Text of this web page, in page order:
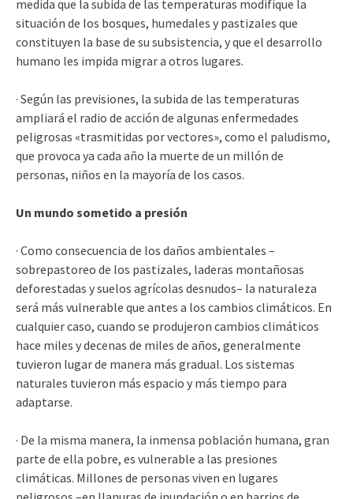
medida que la subida de las temperaturas modifique la
situación de los bosques, humedales y pastizales que
constituyen la base de su subsistencia, y que el desarrollo
humano les impida migrar a otros lugares.
· Según las previsiones, la subida de las temperaturas
ampliará el radio de acción de algunas enfermedades
peligrosas «trasmitidas por vectores», como el paludismo,
que provoca ya cada año la muerte de un millón de
personas, niños en la mayoría de los casos.
Un mundo sometido a presión
· Como consecuencia de los daños ambientales –
sobrepastoreo de los pastizales, laderas montañosas
deforestadas y suelos agrícolas desnudos– la naturaleza
será más vulnerable que antes a los cambios climáticos. En
cualquier caso, cuando se produjeron cambios climáticos
hace miles y decenas de miles de años, generalmente
tuvieron lugar de manera más gradual. Los sistemas
naturales tuvieron más espacio y más tiempo para
adaptarse.
· De la misma manera, la inmensa población humana, gran
parte de ella pobre, es vulnerable a las presiones
climáticas. Millones de personas viven en lugares